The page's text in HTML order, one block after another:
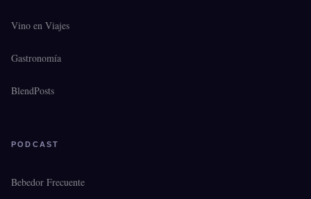
Vino en Viajes
Gastronomía
BlendPosts
PODCAST
Bebedor Frecuente